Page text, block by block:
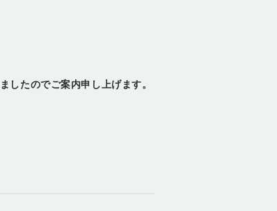
したのでご案内申し上げます。